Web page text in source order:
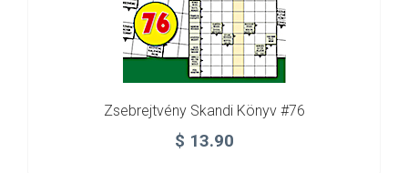
Zsebrejtvény Skandi Könyv #76
$ 13.90